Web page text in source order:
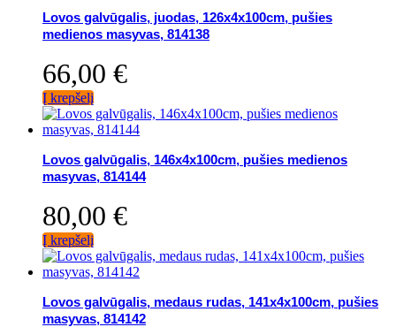
Lovos galvūgalis, juodas, 126x4x100cm, pušies
medienos masyvas, 814138
66,00 €
Į krepšelį
Lovos galvūgalis, 146x4x100cm, pušies medienos
masyvas, 814144
80,00 €
Į krepšelį
Lovos galvūgalis, medaus rudas, 141x4x100cm, pušies
masyvas, 814142